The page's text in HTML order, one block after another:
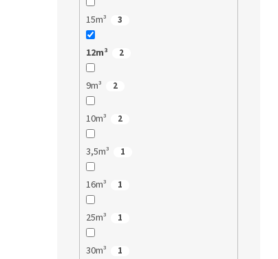
15m³ 3
12m³ 2
9m³ 2
10m³ 2
3,5m³ 1
16m³ 1
25m³ 1
30m³ 1